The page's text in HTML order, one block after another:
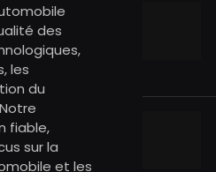
des
les
du
fiable,
sur la
et les